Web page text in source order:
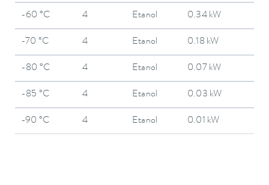
-60 °C 4 Etanol 0.34 kW
-70 °C 4 Etanol 0.18 kW
-80 °C 4 Etanol 0.07 kW
-85 °C 4 Etanol 0.03 kW
-90 °C 4 Etanol 0.01 kW